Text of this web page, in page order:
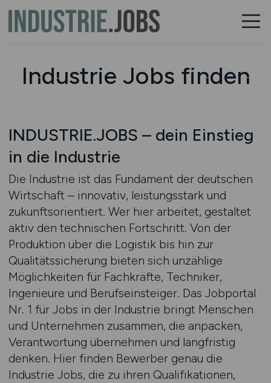
Industrie Jobs finden
INDUSTRIE.JOBS – dein Einstieg
in die Industrie
Die Industrie ist das Fundament der deutschen
Wirtschaft – innovativ, leistungsstark und
zukunftsorientiert. Wer hier arbeitet, gestaltet
aktiv den technischen Fortschritt. Von der
Produktion über die Logistik bis hin zur
Qualitätssicherung bieten sich unzählige
Möglichkeiten für Fachkräfte, Techniker,
Ingenieure und Berufseinsteiger. Das Jobportal
Nr. 1 für Jobs in der Industrie bringt Menschen
und Unternehmen zusammen, die anpacken,
Verantwortung übernehmen und langfristig
denken. Hier finden Bewerber genau die
Industrie Jobs, die zu ihren Qualifikationen,